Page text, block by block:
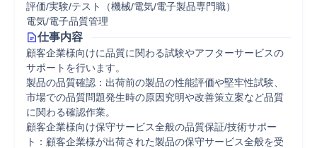
評価/実験/テスト（機械/電気/電子製品専門職）
電気/電子品質管理
仕事内容
顧客企業様向けに品質に関わる試験やアフターサービスの
サポートを行います。
製品の品質確認：出荷前の製品の性能評価や堅牢性試験、
市場での品質問題発生時の原因究明や改善策立案など品質
に関わる確認作業。
顧客企業様向け保守サービス全般の品質保証/技術サポー
ト：顧客企業様が出荷された製品の保守サービス全般を受